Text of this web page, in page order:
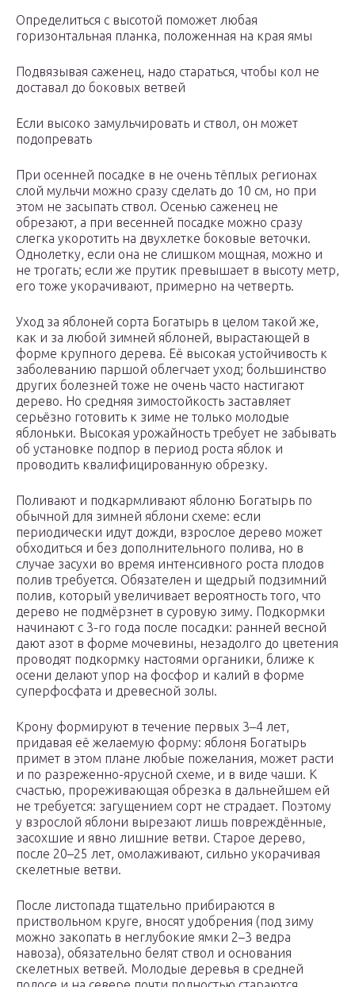
Определиться с высотой поможет любая
горизонтальная планка, положенная на края ямы
Подвязывая саженец, надо стараться, чтобы кол не
доставал до боковых ветвей
Если высоко замульчировать и ствол, он может
подопревать
При осенней посадке в не очень тёплых регионах
слой мульчи можно сразу сделать до 10 см, но при
этом не засыпать ствол. Осенью саженец не
обрезают, а при весенней посадке можно сразу
слегка укоротить на двухлетке боковые веточки.
Однолетку, если она не слишком мощная, можно и
не трогать; если же прутик превышает в высоту метр,
его тоже укорачивают, примерно на четверть.
Уход за яблоней сорта Богатырь в целом такой же,
как и за любой зимней яблоней, вырастающей в
форме крупного дерева. Её высокая устойчивость к
заболеванию паршой облегчает уход; большинство
других болезней тоже не очень часто настигают
дерево. Но средняя зимостойкость заставляет
серьёзно готовить к зиме не только молодые
яблоньки. Высокая урожайность требует не забывать
об установке подпор в период роста яблок и
проводить квалифицированную обрезку.
Поливают и подкармливают яблоню Богатырь по
обычной для зимней яблони схеме: если
периодически идут дожди, взрослое дерево может
обходиться и без дополнительного полива, но в
случае засухи во время интенсивного роста плодов
полив требуется. Обязателен и щедрый подзимний
полив, который увеличивает вероятность того, что
дерево не подмёрзнет в суровую зиму. Подкормки
начинают с 3-го года после посадки: ранней весной
дают азот в форме мочевины, незадолго до цветения
проводят подкормку настоями органики, ближе к
осени делают упор на фосфор и калий в форме
суперфосфата и древесной золы.
Крону формируют в течение первых 3–4 лет,
придавая её желаемую форму: яблоня Богатырь
примет в этом плане любые пожелания, может расти
и по разреженно-ярусной схеме, и в виде чаши. К
счастью, прореживающая обрезка в дальнейшем ей
не требуется: загущением сорт не страдает. Поэтому
у взрослой яблони вырезают лишь повреждённые,
засохшие и явно лишние ветви. Старое дерево,
после 20–25 лет, омолаживают, сильно укорачивая
скелетные ветви.
После листопада тщательно прибираются в
приствольном круге, вносят удобрения (под зиму
можно закопать в неглубокие ямки 2–3 ведра
навоза), обязательно белят ствол и основания
скелетных ветвей. Молодые деревья в средней